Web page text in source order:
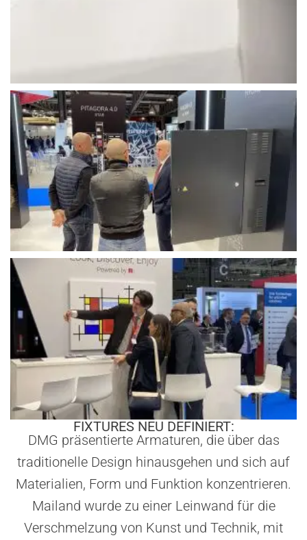
FIXTURES NEU DEFINIERT:
DMG präsentierte Armaturen, die über das
traditionelle Design hinausgehen und sich auf
Materialien, Form und Funktion konzentrieren.
Mailand wurde zu einer Leinwand für die
Verschmelzung von Kunst und Technik, mit